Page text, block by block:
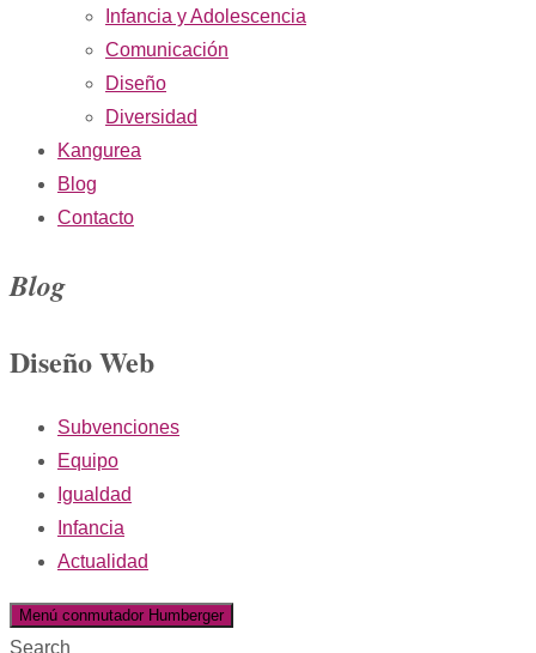
Infancia y Adolescencia
Comunicación
Diseño
Diversidad
Kangurea
Blog
Contacto
Blog
Diseño Web
Subvenciones
Equipo
Igualdad
Infancia
Actualidad
Menú conmutador Humberger
Search